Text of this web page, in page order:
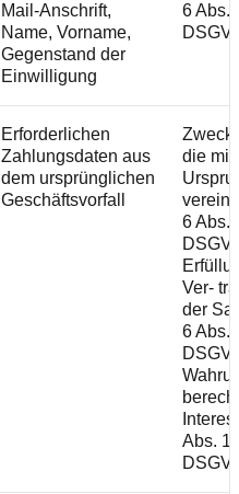
Mail-Anschrift,
Name, Vorname,
Gegenstand der
Einwilligung
6 Abs.
Erforderlichen
Zahlungsdaten aus
dem ursprünglichen
Geschäftsvorfall
die mit
6 Abs.
Ver-
der
6 Abs.
Abs. 1